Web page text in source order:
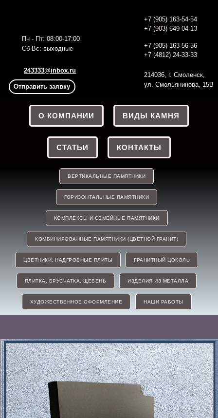
214036, г. Смоленск,
ул. Смольянинова, 15В
Пн - Пт: 08:00-17:00
Сб-Вс: выходные
+7 (905) 163-54-54
+7 (903) 649-04-13
243333@inbox.ru
Отправить заявку
+7 (905) 163-56-56
+7 (4812) 24-33-33
О КОМПАНИИ ВИДЫ КАМНЯ
СТАТЬИ КОНТАКТЫ
ВЕРТИКАЛЬНЫЕ ПАМЯТНИКИ
ГОРИЗОНТАЛЬНЫЕ ПАМЯТНИКИ
КОМПЛЕКСЫ И СЕМЕЙНЫЕ ПАМЯТНИКИ
КОМБИНИРОВАННЫЕ ПАМЯТНИКИ (ЦВЕТНОЙ ГРАНИТ)
ЦВЕТНИКИ, НАДГРОБНЫЕ ПЛИТЫ ГРАНИТНЫЙ ЦОКОЛЬ
ПЛИТКА, БРУСЧАТКА, ЩЕБЕНЬ ИЗДЕЛИЯ ИЗ МЕТАЛЛА
ХУДОЖЕСТВЕННОЕ ОФОРМЛЕНИЕ НАШИ РАБОТЫ